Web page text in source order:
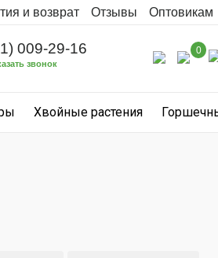
и возврат Отзывы Оптовикам
009-29-16
звонок
0
Хвойные растения